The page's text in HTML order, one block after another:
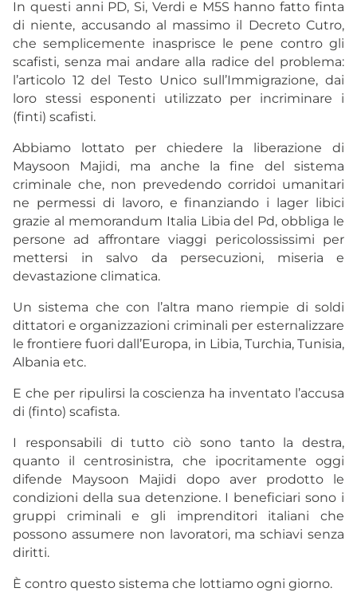
In questi anni PD, Si, Verdi e M5S hanno fatto finta
di niente, accusando al massimo il Decreto Cutro,
che semplicemente inasprisce le pene contro gli
scafisti, senza mai andare alla radice del problema:
l’articolo 12 del Testo Unico sull’Immigrazione, dai
loro stessi esponenti utilizzato per incriminare i
(finti) scafisti.
Abbiamo lottato per chiedere la liberazione di
Maysoon Majidi, ma anche la fine del sistema
criminale che, non prevedendo corridoi umanitari
ne permessi di lavoro, e finanziando i lager libici
grazie al memorandum Italia Libia del Pd, obbliga le
persone ad affrontare viaggi pericolossissimi per
mettersi in salvo da persecuzioni, miseria e
devastazione climatica.
Un sistema che con l’altra mano riempie di soldi
dittatori e organizzazioni criminali per esternalizzare
le frontiere fuori dall’Europa, in Libia, Turchia, Tunisia,
Albania etc.
E che per ripulirsi la coscienza ha inventato l’accusa
di (finto) scafista.
I responsabili di tutto ciò sono tanto la destra,
quanto il centrosinistra, che ipocritamente oggi
difende Maysoon Majidi dopo aver prodotto le
condizioni della sua detenzione. I beneficiari sono i
gruppi criminali e gli imprenditori italiani che
possono assumere non lavoratori, ma schiavi senza
diritti.
È contro questo sistema che lottiamo ogni giorno.